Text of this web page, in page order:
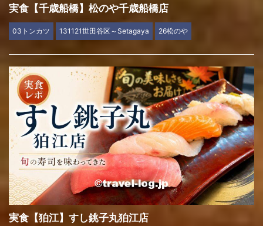
実食【千歳船橋】松のや千歳船橋店
03トンカツ 131121世田谷区～Setagaya 26松のや
実食【狛江】すし銚子丸狛江店